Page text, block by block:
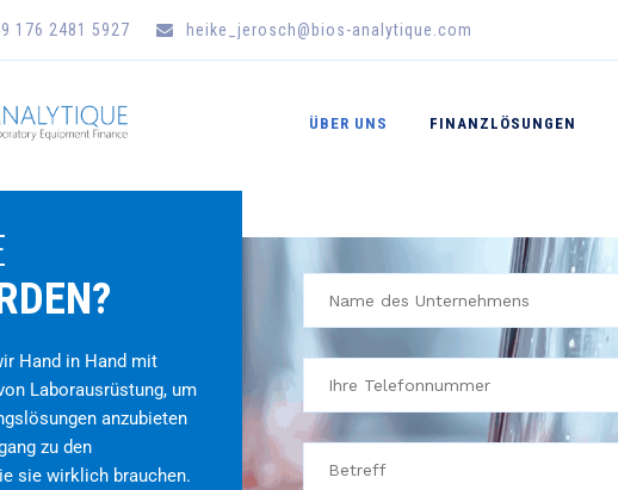
176 2481 5927 heike_jerosch@bios-analytique.com
ÜBER UNS FINANZLÖSUNGEN
Hand in Hand mit
Laborausrüstung, um
anzubieten
zu den
sie wirklich brauchen.